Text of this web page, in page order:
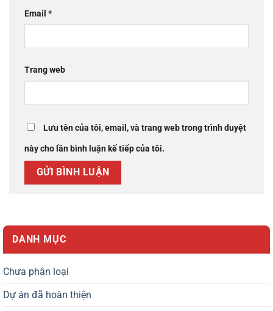
DANH MỤC
Chưa phân loại
Dự án đã hoàn thiện
Email *
Trang web
Lưu tên của tôi, email, và trang web trong trình duyệt
này cho lần bình luận kế tiếp của tôi.